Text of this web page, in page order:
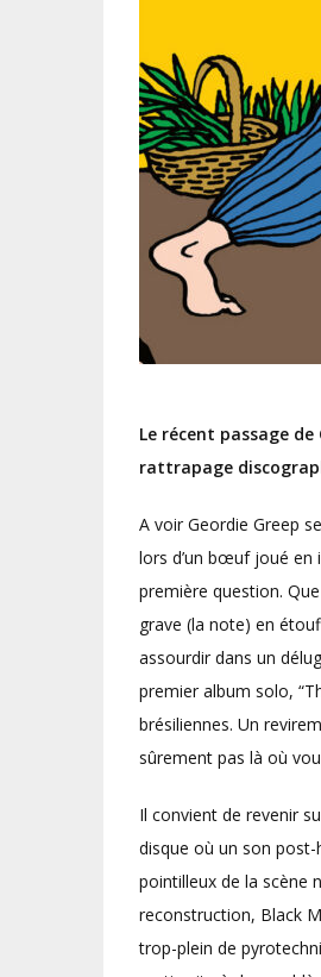
Le récent passage
rattrapage
A voir Geordie Greep
lors d’un bœuf joué en
première question.
grave (la note) en
assourdir dans un
premier album solo,
brésiliennes. Un
sûrement pas là où
Il convient de revenir
disque où un son
pointilleux de la scène
reconstruction, Black
trop-plein de